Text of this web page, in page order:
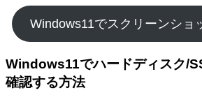
Windows11でスクリーンショ
Windows11でハードディスク/
確認する方法